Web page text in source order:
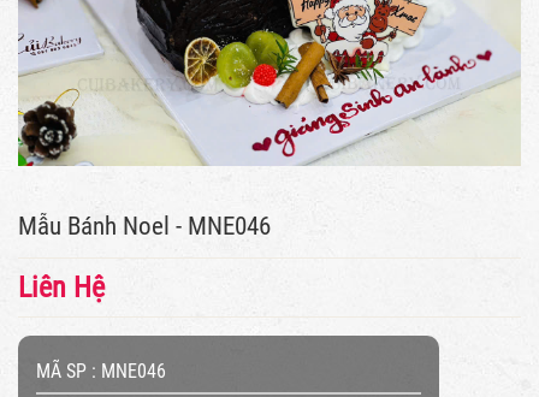
Mẫu Bánh Noel - MNE046
Liên Hệ
MÃ SP : MNE046